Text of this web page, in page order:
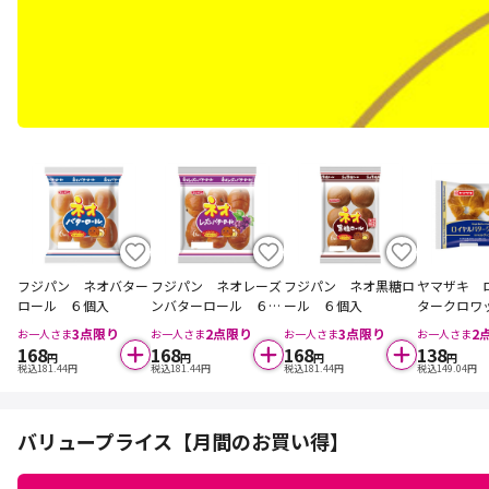
フジパン ネオバター
ロール ６個入
お一人さま3点限り
168円
税込181.44円
フジパン ネオレーズ
ンバターロール ６個
入
お一人さま2点限り
168円
税込181.44円
フジパン ネオ黒糖ロ
ール ６個入
お一人さま3点限り
168円
税込181.44円
ヤマザキ
タークロ
個入
お一人さま2
138円
税込149.04円
バリュープライス【月間のお買い得】